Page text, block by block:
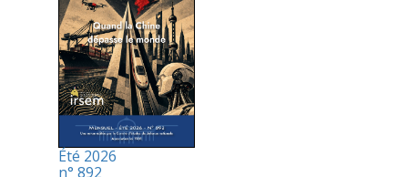
Été 2026
n° 892